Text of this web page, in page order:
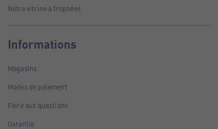
Notre vitrine à trophées
Informations
Magasins
Modes de paiement
Foire aux questions
Garantie